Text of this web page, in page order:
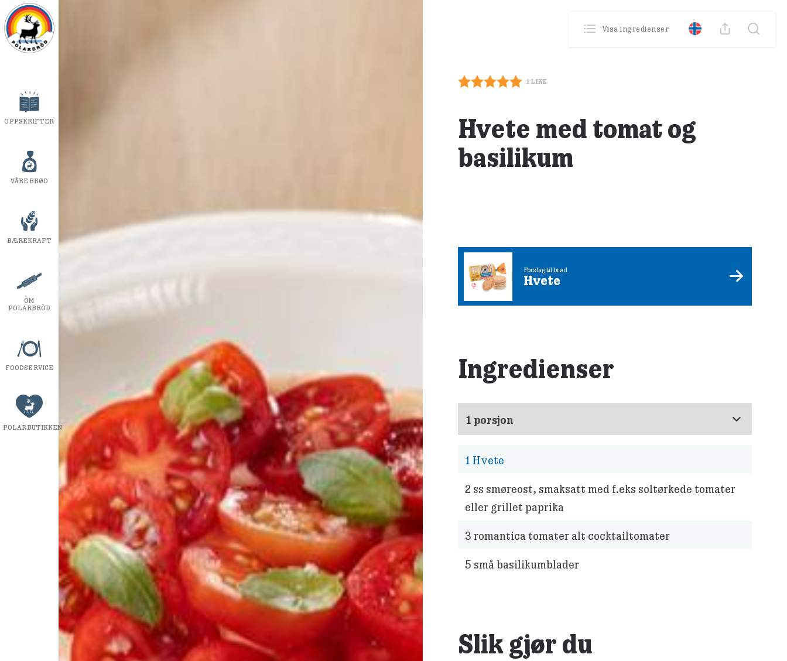
0Poäng
OPPSKRIFTER
VÅRE BRØD
BÆREKRAFT
OM
POLARBRÖD
FOODSERVICE
POLARBUTIKKEN
Visa ingredienser
1 LIKE
Hvete med tomat og
basilikum
Forslag til brød
Hvete
Ingredienser
1 Hvete
2 ss smøreost, smaksatt med f.eks soltørkede tomater
eller grillet paprika
3 romantica tomater alt cocktailtomater
5 små basilikumblader
Slik gjør du